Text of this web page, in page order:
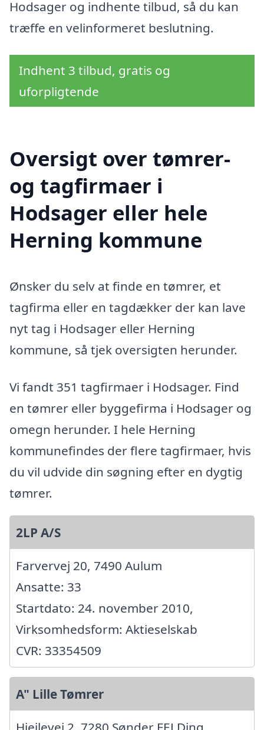
Hodsager og indhente tilbud, så du kan
træffe en velinformeret beslutning.
Indhent 3 tilbud, gratis og
uforpligtende
Oversigt over tømrer-
og tagfirmaer i
Hodsager eller hele
Herning kommune
Ønsker du selv at finde en tømrer, et
tagfirma eller en tagdækker der kan lave
nyt tag i Hodsager eller Herning
kommune, så tjek oversigten herunder.
Vi fandt 351 tagfirmaer i Hodsager. Find
en tømrer eller byggefirma i Hodsager og
omegn herunder. I hele Herning
kommunefindes der flere tagfirmaer, hvis
du vil udvide din søgning efter en dygtig
tømrer.
2LP A/S
Farvervej 20, 7490 Aulum
Ansatte: 33
Startdato: 24. november 2010,
Virksomhedsform: Aktieselskab
CVR: 33354509
A" Lille Tømrer